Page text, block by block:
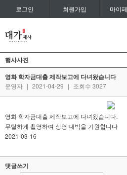
로그인 회원가입 마이
행사사진
영화 학자금대출 제작보고에 다녀왔습니다
운영자 | 2021-04-29 | 조회수 3027
영화 학자금대출 제작보고에 다녀왔습니다.
무탈하게 촬영하여 상영 대박을 기원합니다
2021-03-16
댓글쓰기